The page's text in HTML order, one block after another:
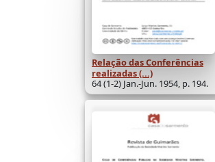
Relação das Conferências
realizadas (...)
64 (1-2) Jan.-Jun. 1954, p. 194.